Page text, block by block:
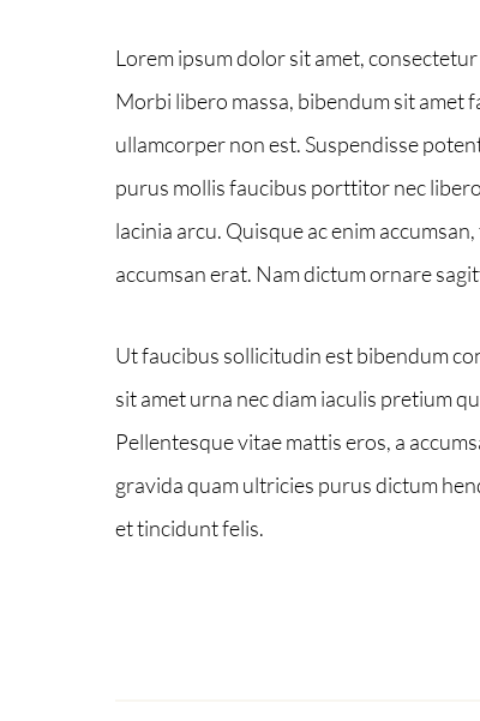
Lorem ipsum dolor sit amet,
Morbi libero massa, bibendum sit amet
ullamcorper non est. Suspendisse
purus mollis faucibus porttitor nec
lacinia arcu. Quisque ac enim
accumsan erat. Nam dictum ornare
Ut faucibus sollicitudin est bibendum
sit amet urna nec diam iaculis pretium
Pellentesque vitae mattis eros, a
gravida quam ultricies purus dictum
et tincidunt felis.